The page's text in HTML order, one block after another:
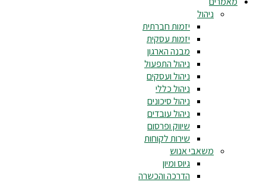
ניהול
יזמות חברתית
יזמות עסקית
מבנה הארגון
ניהול התפעול
ניהול ועסקים
ניהול כללי
ניהול סיכונים
ניהול עובדים
שיווק ופרסום
שירות לקוחות
משאבי אנוש
גיוס ומיון
הדרכה והכשרה